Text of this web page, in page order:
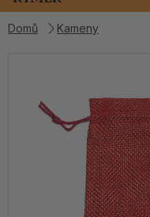
Domů Kameny